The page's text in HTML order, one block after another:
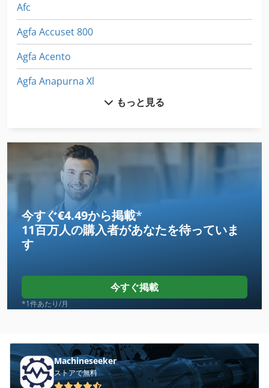
Afc
Agfa Accuset 800
Agfa Acento
Agfa Anapurna Xl
Agfa Avantra 44
Agfa Rapiline
Alcosmart
Anapurna
Avalon
Basysprint
Heidelberg Kors
Heidelberg Ksba
もっと見る
今すぐ€4.49から掲載*
11百万人の購入者があなたを待っていま
す
今すぐ掲載
*1件あたり/月
Machineseeker
ストアで無料